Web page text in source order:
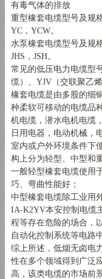
有毒气体的排放
重型橡套电缆型号及规
YC ， YCW。
水泵橡套电缆型号及规
JHS ， JSH。
常见的低压电力电缆型
缆）、YJV（交联聚乙
橡套电缆是由多股的细
种柔软可移动的电缆品
机电缆，潜水电机电缆
日用电器，电动机械，
室内或户外环境条件下
构上分为轻型、中型和
一般轻型橡套电缆使用
巧、弯曲性能好；
中型橡套电缆除工业用
IA-K2YV本安控制电缆
程等存在危险的场合，
自动化控制系统等电路
综上所述，低烟无卤电
性在多个领域得到广泛
高，该类电缆的市场前